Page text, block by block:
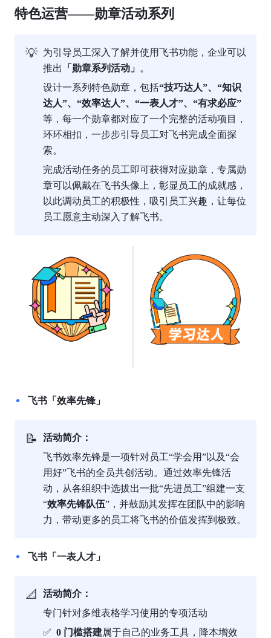
特色运营——勋章活动系列
💡 为引导员工深入了解并使用飞书功能，企业可以
推出
「勋章系列活动」 。
设计一系列特色勋章，包括“技巧达人”、“知识
达人”、“效率达人”、“一表人才”、“有求必应”
等，每一个勋章都对应了一个完整的活动项目，
环环相扣，一步步引导员工对飞书完成全面探
索。
完成活动任务的员工即可获得对应勋章，专属勋
章可以佩戴在飞书头像上，彰显员工的成就感，
以此调动员工的积极性，吸引员工兴趣，让每位
员工愿意主动深入了解飞书。
飞书「效率先锋」
📝
活动简介：
飞书效率先锋是一项针对员工“学会用”以及“会
用好”飞书的全员共创活动。通过效率先锋活
动，从各组织中选拔出一批“先进员工”组建一支
“效率先锋队伍”，并鼓励其发挥在团队中的影响
力，带动更多的员工将飞书的价值发挥到极致。
飞书「一表人才」
📐
活动简介：
专门针对多维表格学习使用的专项活动
✅ 0 门槛搭建属于自己的业务工具，降本增效